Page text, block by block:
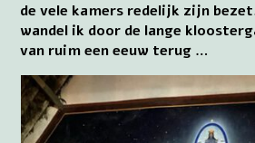
de vele kamers redelijk zijn
wandel ik door de lange
van ruim een eeuw terug …